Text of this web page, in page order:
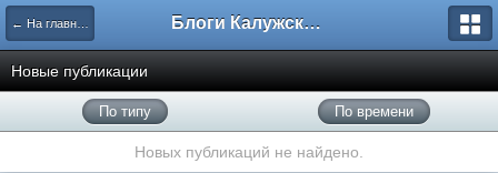
← На главную Блоги Калужского перекрестка
Новые публикации
По типу По времени
Новых публикаций не найдено.